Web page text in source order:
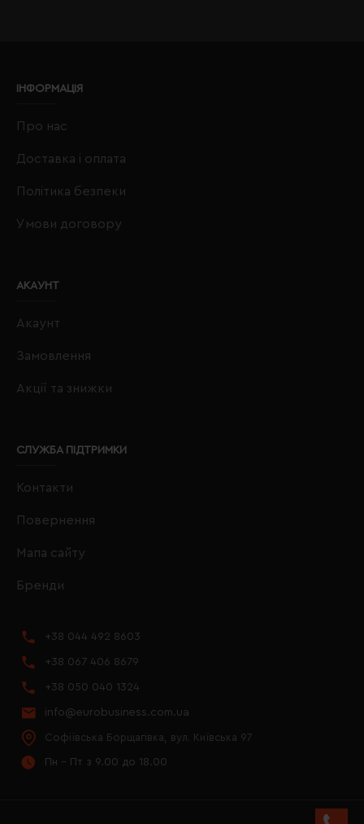
ІНФОРМАЦІЯ
Про нас
Доставка і оплата
Політика безпеки
Умови договору
АКАУНТ
Акаунт
Замовлення
Акції та знижки
СЛУЖБА ПІДТРИМКИ
Контакти
Повернення
Мапа сайту
Бренди
+38 044 492 8603
+38 067 406 8679
+38 050 040 1324
info@eurobusiness.com.ua
Софіївська Борщагівка, вул. Київська 97
Пн - Пт з 9.00 до 18.00